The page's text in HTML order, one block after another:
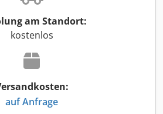
am Standort:
kostenlos
auf Anfrage